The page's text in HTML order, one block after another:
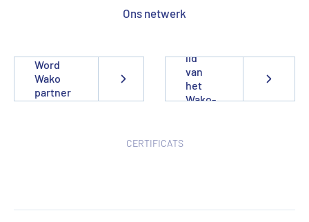
Ons netwerk
Word
Wako
partner
lid
van
het
Wako-
CERTIFICATS